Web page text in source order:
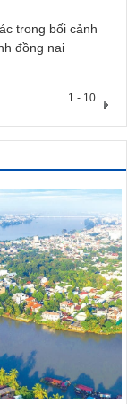
trong bối cảnh
đồng nai
1 - 10